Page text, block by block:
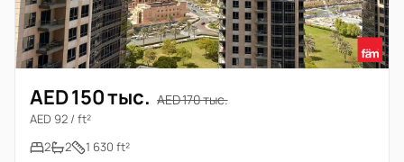
AED 150 тыс. AED 170 тыс.
AED 92 / ft²
2
2 1 630 ft²